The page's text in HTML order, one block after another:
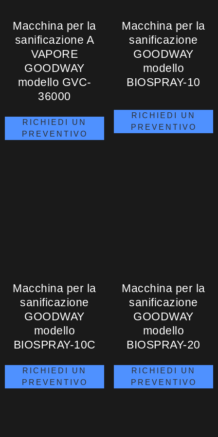
Macchina per la
sanificazione A
VAPORE
GOODWAY
modello GVC-
36000
RICHIEDI UN
PREVENTIVO
Macchina per la
sanificazione
GOODWAY
modello
BIOSPRAY-10
RICHIEDI UN
PREVENTIVO
Macchina per la
sanificazione
GOODWAY
modello
BIOSPRAY-10C
RICHIEDI UN
PREVENTIVO
Macchina per la
sanificazione
GOODWAY
modello
BIOSPRAY-20
RICHIEDI UN
PREVENTIVO